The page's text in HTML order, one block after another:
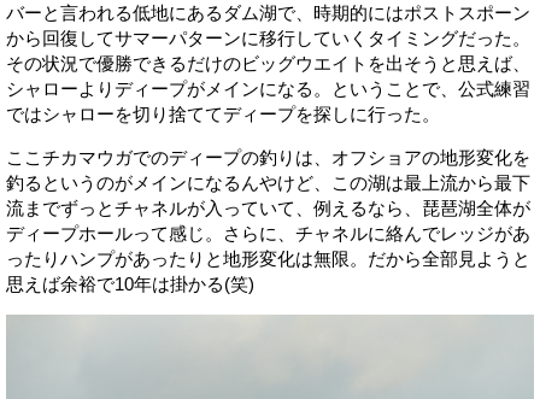
バーと言われる低地にあるダム湖で、時期的にはポストスポーン
から回復してサマーパターンに移行していくタイミングだった。
その状況で優勝できるだけのビッグウエイトを出そうと思えば、
シャローよりディープがメインになる。ということで、公式練習
ではシャローを切り捨ててディープを探しに行った。
ここチカマウガでのディープの釣りは、オフショアの地形変化を
釣るというのがメインになるんやけど、この湖は最上流から最下
流までずっとチャネルが入っていて、例えるなら、琵琶湖全体が
ディープホールって感じ。さらに、チャネルに絡んでレッジがあ
ったりハンプがあったりと地形変化は無限。だから全部見ようと
思えば余裕で10年は掛かる(笑)